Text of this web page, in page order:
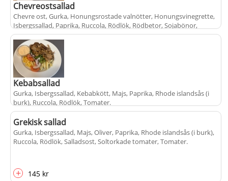
Chevreostsallad
Chevre ost, Gurka, Honungsrostade valnötter, Honungsvinegrette,
Isbergssallad, Paprika, Ruccola, Rödlök, Rödbetor, Sojabönor,
Tomater.
+ 145 kr
Kebabsallad
Gurka, Isbergssallad, Kebabkött, Majs, Paprika, Rhode islandsås (i
burk), Ruccola, Rödlök, Tomater.
+ 145 kr
Grekisk sallad
Gurka, Isbergssallad, Majs, Oliver, Paprika, Rhode islandsås (i burk),
Ruccola, Rödlök, Salladsost, Soltorkade tomater, Tomater.
+ 145 kr